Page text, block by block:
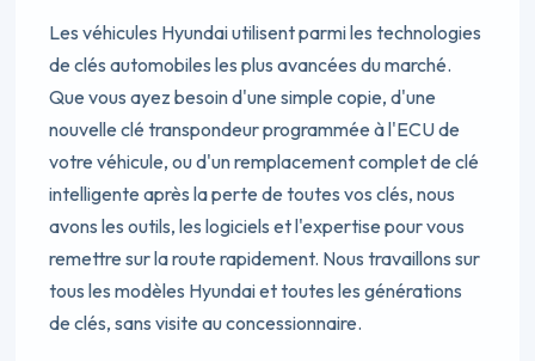
Les véhicules Hyundai utilisent parmi les technologies
de clés automobiles les plus avancées du marché.
Que vous ayez besoin d'une simple copie, d'une
nouvelle clé transpondeur programmée à l'ECU de
votre véhicule, ou d'un remplacement complet de clé
intelligente après la perte de toutes vos clés, nous
avons les outils, les logiciels et l'expertise pour vous
remettre sur la route rapidement. Nous travaillons sur
tous les modèles Hyundai et toutes les générations
de clés, sans visite au concessionnaire.